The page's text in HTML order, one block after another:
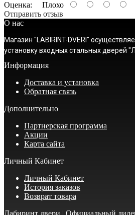
Оценка: Плохо
Отправить отзыв
О нас
Магазин "LABIRINT-DVERI"
установку входных стальных дверей
Информация
Доставка и установка
Обратная связь
Дополнительно
Партнерская программа
Акции
Карта сайта
Личный Кабинет
Личный Кабинет
История заказов
Возврат товара